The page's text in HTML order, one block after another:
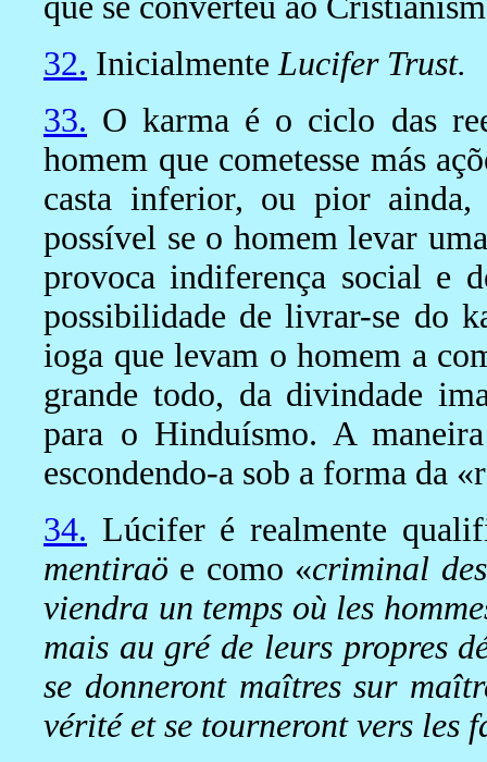
32. InicialmenteLucifer Trust.
33. O karma é o ciclo das
homem que cometesse más
casta inferior, ou pior ainda,
possível se o homem levar
provoca indiferença social e
possibilidade de livrar-se do
ioga que levam o homem a
grande todo, da divindade
para o Hinduísmo. A
escondendo-a sob a forma da
34. Lúcifer é realmente
mentiraö e como «criminal
viendra un temps où les
mais au gré de leurs propres
se donneront maîtres sur
vérité et se tourneront vers les